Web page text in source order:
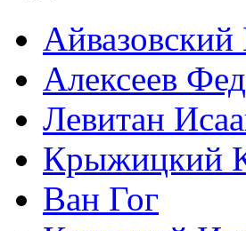
Айвазовский
Алексеев
Левитан
Крыжицкий
Ван Гог